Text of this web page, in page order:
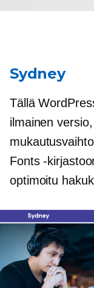
Sydney
Tällä
ilmainen
Fonts -
optimoitu